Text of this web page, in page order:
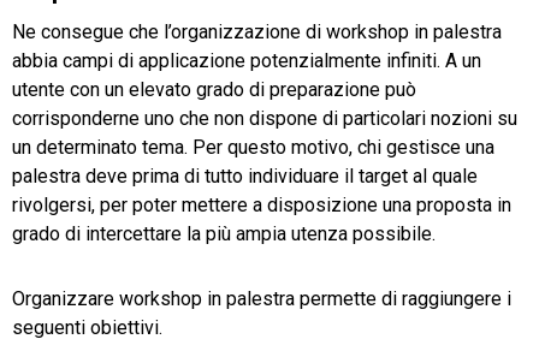
Ne consegue che l’organizzazione di workshop in palestra
abbia campi di applicazione potenzialmente infiniti. A un
utente con un elevato grado di preparazione può
corrisponderne uno che non dispone di particolari nozioni su
un determinato tema. Per questo motivo, chi gestisce una
palestra deve prima di tutto individuare il target al quale
rivolgersi, per poter mettere a disposizione una proposta in
grado di intercettare la più ampia utenza possibile.
Organizzare workshop in palestra permette di raggiungere i
seguenti obiettivi.